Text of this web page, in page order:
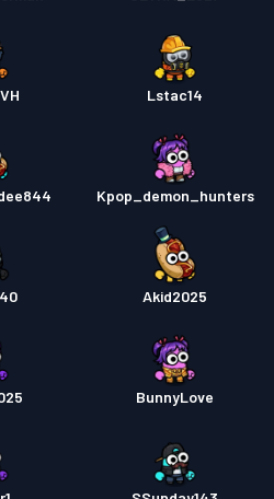
Lstac14
Kpop_demon_hunters
Akid2025
BunnyLove